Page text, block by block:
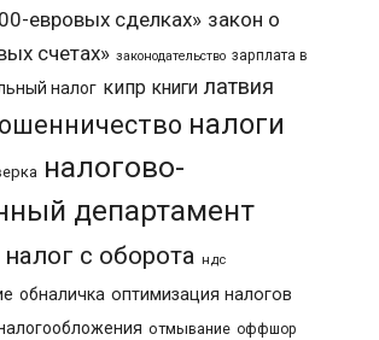
евровых сделках» закон о
счетах» законодательство зарплата в
налог кипр книги латвия
налоги
налогово-
департамент
налог с оборота ндс
обналичка оптимизация налогов
отмывание оффшор